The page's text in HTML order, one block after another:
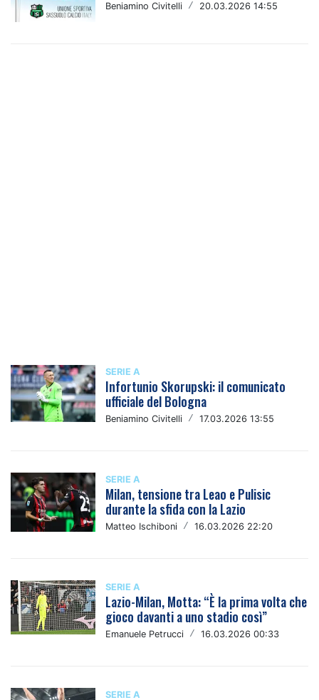
Beniamino Civitelli / 20.03.2026 14:55
SERIE A
Infortunio Skorupski: il comunicato
ufficiale del Bologna
Beniamino Civitelli / 17.03.2026 13:55
SERIE A
Milan, tensione tra Leao e Pulisic
durante la sfida con la Lazio
Matteo Ischiboni / 16.03.2026 22:20
SERIE A
Lazio-Milan, Motta: “È la prima volta che
gioco davanti a uno stadio così”
Emanuele Petrucci / 16.03.2026 00:33
SERIE A